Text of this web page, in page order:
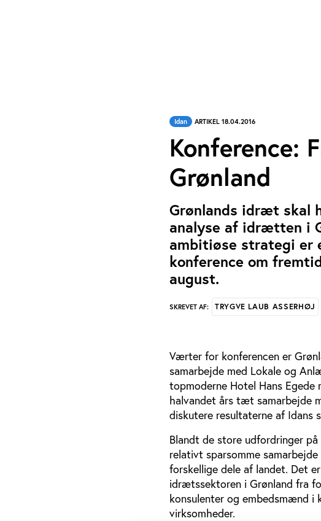
Idan ARTIKEL 18.04.2016
Konference:
Grønland
Grønlands idræt skal
analyse af idrætten i
ambitiøse strategi er
konference om
august.
SKREVET AF: TRYGVE LAUB ASSERHØJ
Værter for konferencen er
samarbejde med Lokale og
topmoderne Hotel Hans
halvandet års tæt samarbejde
diskutere resultaterne af Idans
Blandt de store udfordringer
relativt sparsomme
forskellige dele af landet. Det
idrætssektoren i Grønland fra
konsulenter og embedsmænd i
virksomheder.